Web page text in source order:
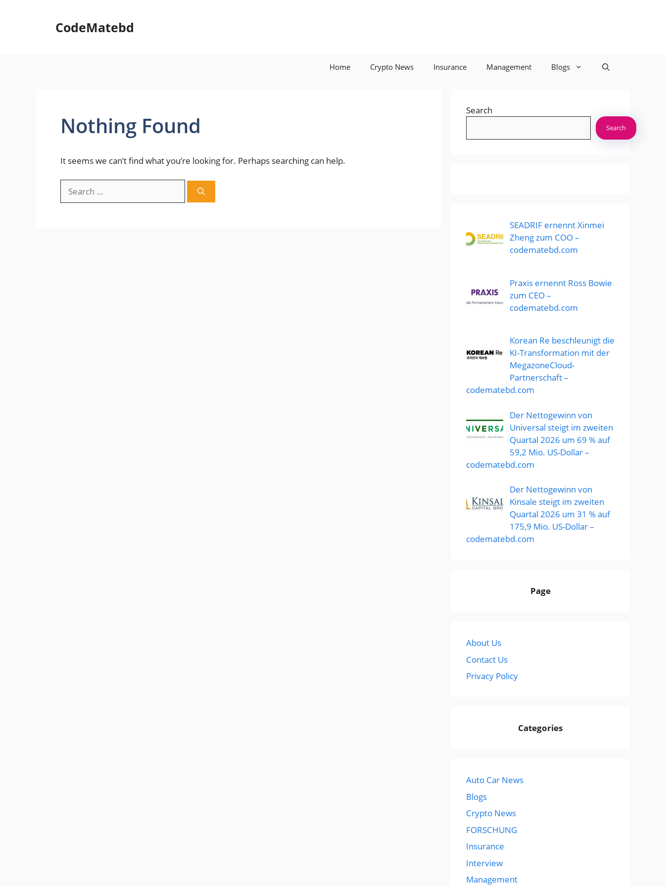
CodeMatebd
Home Crypto News Insurance Management Blogs
Nothing Found
It seems we can’t find what you’re looking for. Perhaps searching can help.
for:
Search
Search
SEADRIF ernennt Xinmei
Zheng zum COO –
codematebd.com
Praxis ernennt Ross Bowie
zum CEO –
codematebd.com
Korean Re beschleunigt die
KI-Transformation mit der
MegazoneCloud-
Partnerschaft –
codematebd.com
Der Nettogewinn von
Universal steigt im zweiten
Quartal 2026 um 69 % auf
59,2 Mio. US-Dollar –
codematebd.com
Der Nettogewinn von
Kinsale steigt im zweiten
Quartal 2026 um 31 % auf
175,9 Mio. US-Dollar –
codematebd.com
Page
About Us
Contact Us
Privacy Policy
Categories
Auto Car News
Blogs
Crypto News
FORSCHUNG
Insurance
Interview
Management